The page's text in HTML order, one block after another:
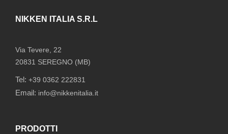
NIKKEN ITALIA S.R.L
Via Tevere, 22
20831 SEREGNO (MB)
Tel: +39 0362 222831
Email: info@nikkenitalia.it
PRODOTTI